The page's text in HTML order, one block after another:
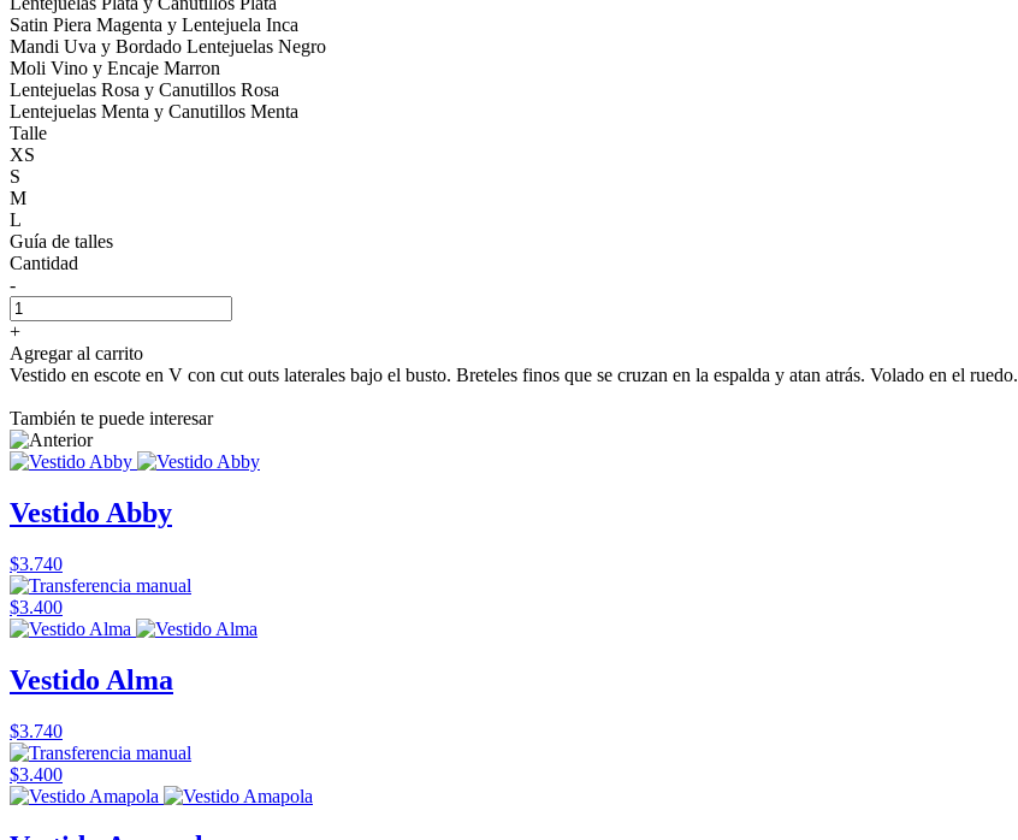
Satin Piera Magenta y Lentejuela Inca
Mandi Uva y Bordado Lentejuelas Negro
Moli Vino y Encaje Marron
Lentejuelas Rosa y Canutillos Rosa
Lentejuelas Menta y Canutillos Menta
Talle
XS
S
M
L
Guía de talles
Cantidad
-
+
Agregar al carrito
Vestido en escote en V con cut outs laterales bajo el busto. Breteles finos que se cruzan en la espalda y atan atrás. Volado en el ruedo.
También te puede interesar
Vestido Abby
$3.740
$3.400
Vestido Alma
$3.740
$3.400